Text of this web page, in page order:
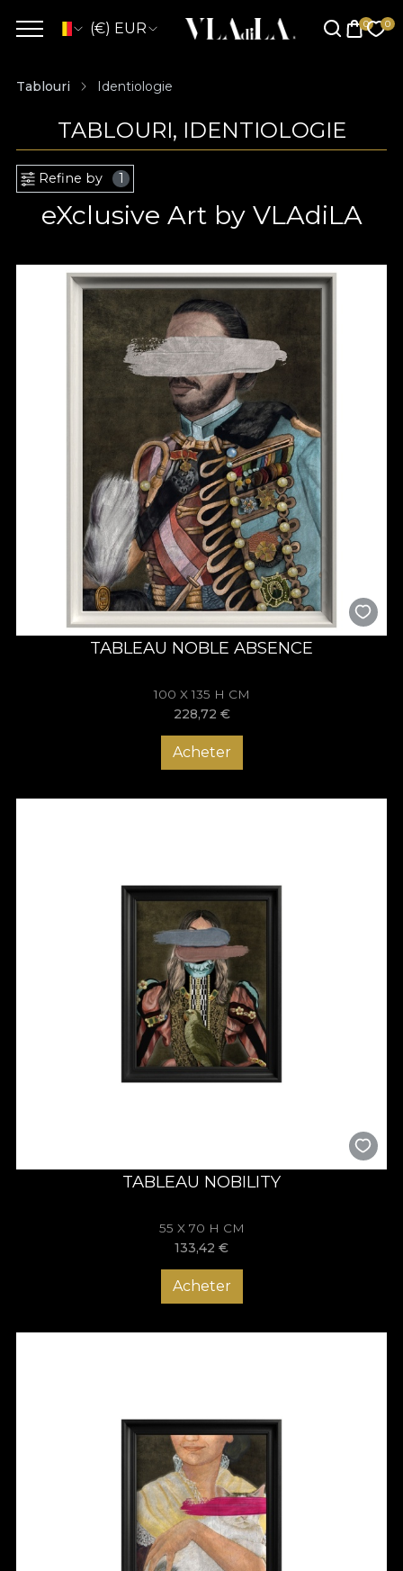
(€) EUR
Tablouri Identiologie
TABLOURI, IDENTIOLOGIE
Refine by 1
eXclusive Art by VLAdiLA
TABLEAU NOBLE ABSENCE
100 X 135 H CM
228,72 €
Acheter
TABLEAU NOBILITY
55 X 70 H CM
133,42 €
Acheter